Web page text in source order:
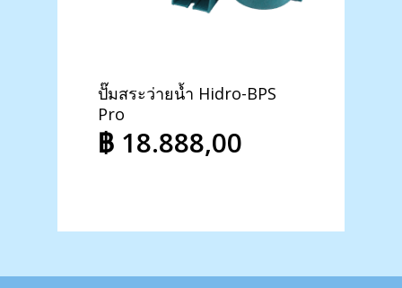
ปั๊มสระว่ายน้ำ Hidro-BPS
Pro
฿ 18.888,00